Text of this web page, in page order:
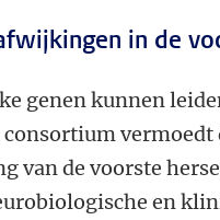
in de
genen kunnen
vermoedt
van de voorste
en